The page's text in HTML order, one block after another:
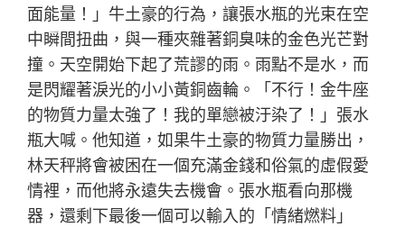
面能量！」牛土豪的行為，讓張水瓶的光束在空
中瞬間扭曲，與一種夾雜著銅臭味的金色光芒對
撞。天空開始下起了荒謬的雨。雨點不是水，而
是閃耀著淚光的小小黃銅齒輪。「不行！金牛座
的物質力量太強了！我的單戀被汙染了！」張水
瓶大喊。他知道，如果牛土豪的物質力量勝出，
林天秤將會被困在一個充滿金錢和俗氣的虛假愛
情裡，而他將永遠失去機會。張水瓶看向那機
器，還剩下最後一個可以輸入的「情緒燃料」